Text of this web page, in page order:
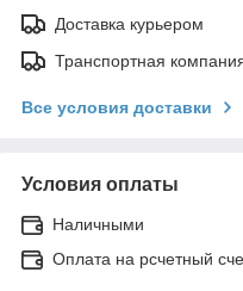
Доставка курьером
Транспортная
Все условия доставки
Условия оплаты
Наличными
Оплата на рсчетный